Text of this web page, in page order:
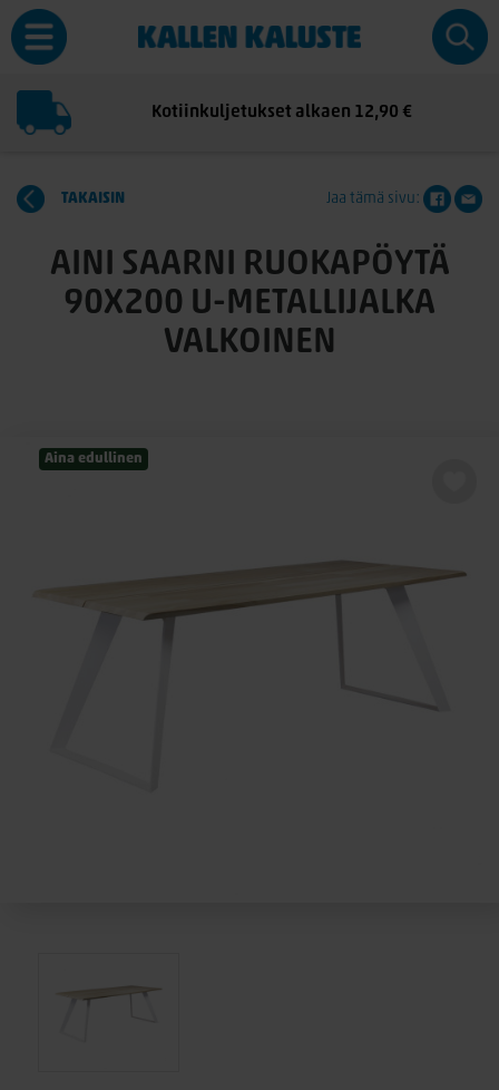
Kotiinkuljetukset alkaen 12,90 €
TAKAISIN Jaa tämä sivu:
AINI SAARNI RUOKAPÖYTÄ
90X200 U-METALLIJALKA
VALKOINEN
Aina edullinen